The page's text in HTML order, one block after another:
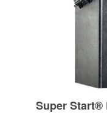
Super Start®